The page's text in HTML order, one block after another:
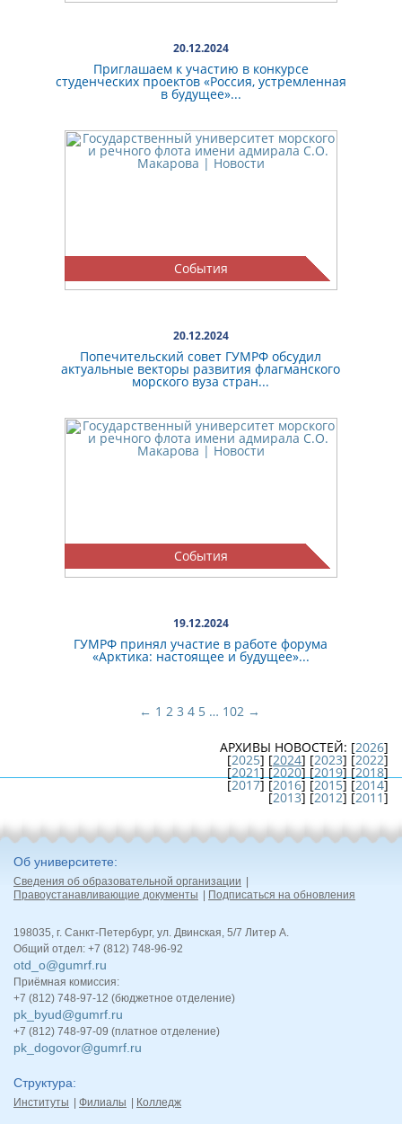
20.12.2024
Приглашаем к участию в конкурсе
студенческих проектов «Россия, устремленная
в будущее»...
События
20.12.2024
Попечительский совет ГУМРФ обсудил
актуальные векторы развития флагманского
морского вуза стран...
События
19.12.2024
ГУМРФ принял участие в работе форума
«Арктика: настоящее и будущее»...
← 1 2 3 4 5 … 102 →
АРХИВЫ НОВОСТЕЙ: [2026]
[2025] [2024] [2023] [2022]
[2021] [2020] [2019] [2018]
[2017] [2016] [2015] [2014]
[2013] [2012] [2011]
Об университете
Сведения об образовательной организации
Правоустанавливающие документы
Подписаться на обновления
198035, г. Санкт-Петербург, ул. Двинская, 5/7 Литер А.
Общий отдел: +7 (812) 748-96-92
otd_o@gumrf.ru
Приёмная комиссия:
+7 (812) 748-97-12 (бюджетное отделение)
pk_byud@gumrf.ru
+7 (812) 748-97-09 (платное отделение)
pk_dogovor@gumrf.ru
Структура
Институты Филиалы Колледж